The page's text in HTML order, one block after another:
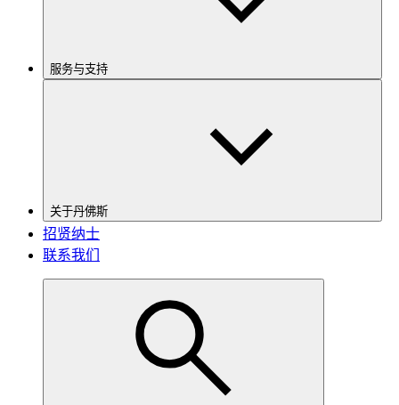
服务与支持
关于丹佛斯
招贤纳士
联系我们